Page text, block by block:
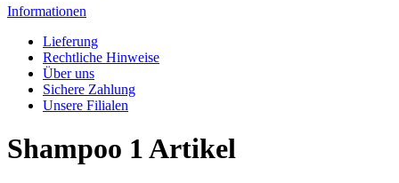
Informationen
Lieferung
Rechtliche Hinweise
Über uns
Sichere Zahlung
Unsere Filialen
Shampoo 1 Artikel